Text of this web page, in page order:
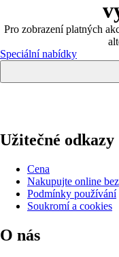
Pro zobrazení platných
Speciální nabídky
Užitečné odkazy
Cena
Nakupujte online
Podmínky používání
Soukromí a cookies
O nás